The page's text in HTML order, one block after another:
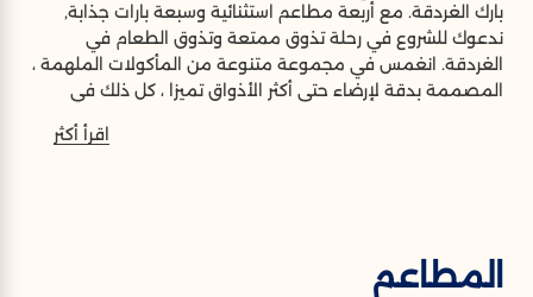
بارك الغردقة. مع أربعة مطاعم استثنائية وسبعة بارات جذابة,
ندعوك للشروع في رحلة تذوق ممتعة وتذوق الطعام في
الغردقة. انغمس في مجموعة متنوعة من المأكولات الملهمة ،
المصممة بدقة لإرضاء حتى أكثر الأذواق تميزا ، كل ذلك في
تنغمس في الأجواء المتطورة لباراتنا الجذابة، التي تقدم مجموعة
اقرأ أكثر
المطاعم